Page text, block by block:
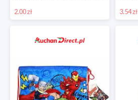
2.00 zł 3.54 zł